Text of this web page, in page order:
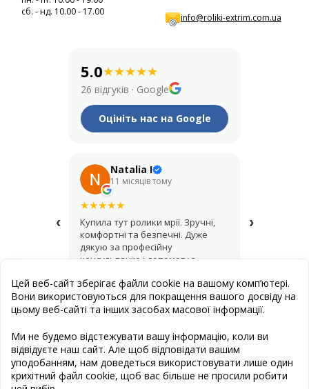
сб. - нд. 10.00 - 17.00
info@roliki-extrim.com.ua
5.0★★★★★
26 відгуків · Google
Оцініть нас на Google
‹
Natalia I
11 місяців тому
★★★★★
Купила тут ролики мрії. Зручні,
комфортні та безпечні. Дуже
дякую за професійну
консультацію і допомогу з
›
Публична оферта
Створення сайту: Естет Дизайн Студія
Програмування сайту: www.cravter.com
Цей веб-сайт зберігає файли cookie на вашому комп’ютері.
Вони використовуються для покращення вашого досвіду на
цьому веб-сайті та інших засобах масової інформації.
Ми не будемо відстежувати вашу інформацію, коли ви
відвідуєте наш сайт. Але щоб відповідати вашим
уподобанням, нам доведеться використовувати лише один
крихітний файл cookie, щоб вас більше не просили робити